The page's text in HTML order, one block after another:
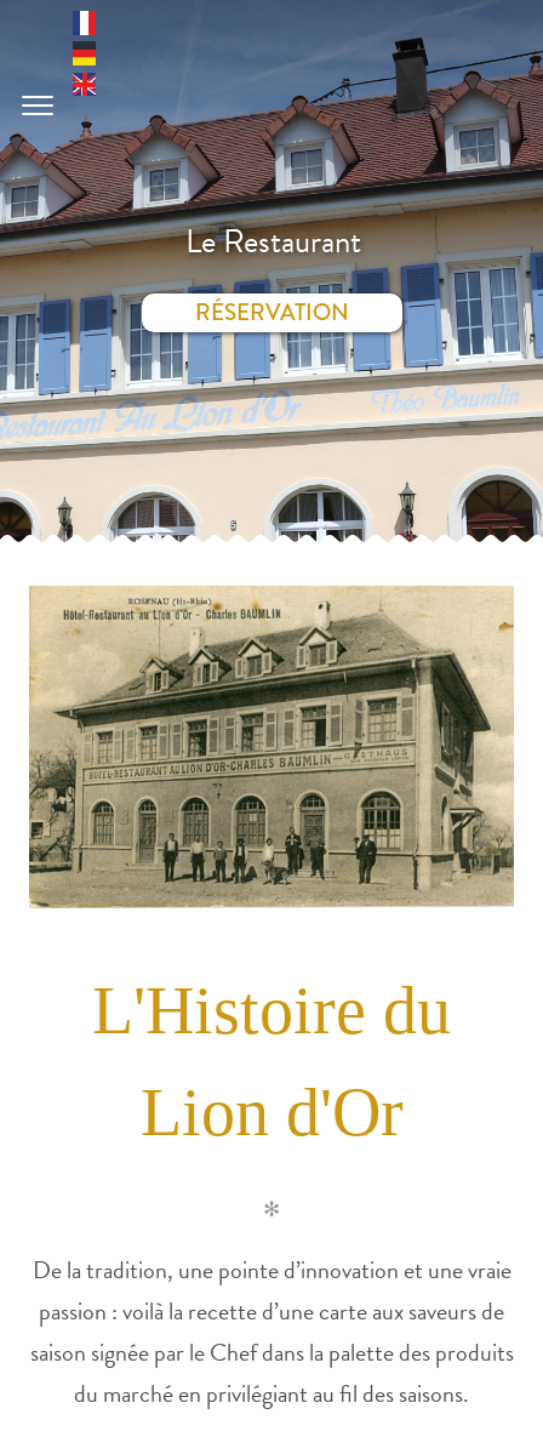
Le Restaurant
RÉSERVATION
L'Histoire du
Lion d'Or
✻
De la tradition, une pointe d’innovation et une vraie
passion : voilà la recette d’une carte aux saveurs de
saison signée par le Chef dans la palette des produits
du marché en privilégiant au fil des saisons.